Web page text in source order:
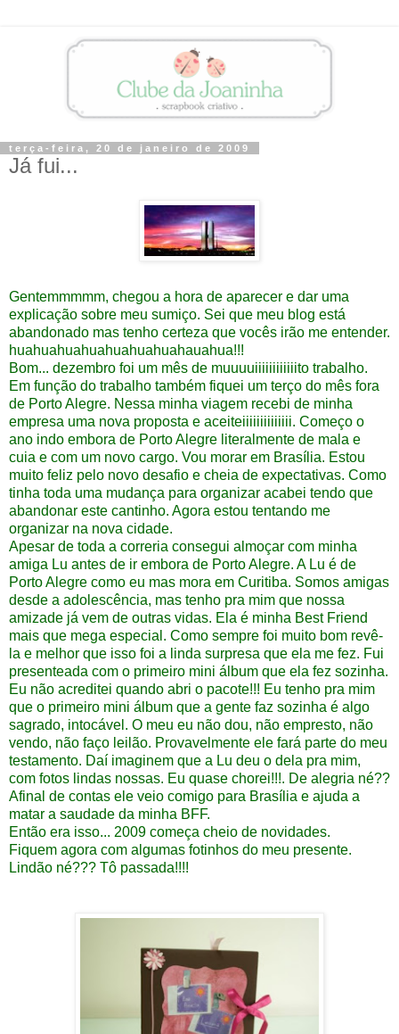
terça-feira, 20 de janeiro de 2009
Já fui...
Gentemmmmm, chegou a hora de aparecer e dar uma
explicação sobre meu sumiço. Sei que meu blog está
abandonado mas tenho certeza que vocês irão me entender.
huahuahuahuahuahuahuahauahua!!!
Bom... dezembro foi um mês de muuuuiiiiiiiiiiiito trabalho.
Em função do trabalho também fiquei um terço do mês fora
de Porto Alegre. Nessa minha viagem recebi de minha
empresa uma nova proposta e aceiteiiiiiiiiiiiiii. Começo o
ano indo embora de Porto Alegre literalmente de mala e
cuia e com um novo cargo. Vou morar em Brasília. Estou
muito feliz pelo novo desafio e cheia de expectativas. Como
tinha toda uma mudança para organizar acabei tendo que
abandonar este cantinho. Agora estou tentando me
organizar na nova cidade.
Apesar de toda a correria consegui almoçar com minha
amiga Lu antes de ir embora de Porto Alegre. A Lu é de
Porto Alegre como eu mas mora em Curitiba. Somos amigas
desde a adolescência, mas tenho pra mim que nossa
amizade já vem de outras vidas. Ela é minha Best Friend
mais que mega especial. Como sempre foi muito bom revê-
la e melhor que isso foi a linda surpresa que ela me fez. Fui
presenteada com o primeiro mini álbum que ela fez sozinha.
Eu não acreditei quando abri o pacote!!! Eu tenho pra mim
que o primeiro mini álbum que a gente faz sozinha é algo
sagrado, intocável. O meu eu não dou, não empresto, não
vendo, não faço leilão. Provavelmente ele fará parte do meu
testamento. Daí imaginem que a Lu deu o dela pra mim,
com fotos lindas nossas. Eu quase chorei!!!. De alegria né??
Afinal de contas ele veio comigo para Brasília e ajuda a
matar a saudade da minha BFF.
Então era isso... 2009 começa cheio de novidades.
Fiquem agora com algumas fotinhos do meu presente.
Lindão né??? Tô passada!!!!